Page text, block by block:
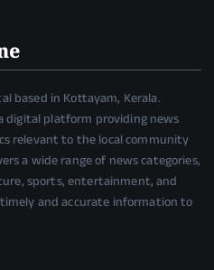
based in Kottayam, Kerala.
digital platform providing news
relevant to the local community
a wide range of news categories,
sports, entertainment, and
and accurate information to